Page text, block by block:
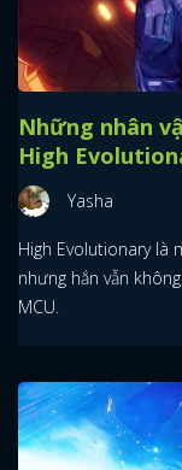
Những nhân
High
Yasha
High Evolutionary là
nhưng hắn vẫn
MCU.